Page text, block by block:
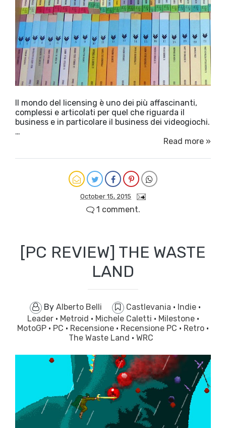
Il mondo del licensing è uno dei più affascinanti,
complessi e articolati per quel che riguarda il
business e in particolare il business dei videogiochi.
…
Read more »
October 15, 2015
1 comment.
[PC REVIEW] THE WASTE
LAND
By Alberto Belli Castlevania · Indie ·
Leader · Metroid · Michele Caletti · Milestone ·
MotoGP · PC · Recensione · Recensione PC · Retro ·
The Waste Land · WRC